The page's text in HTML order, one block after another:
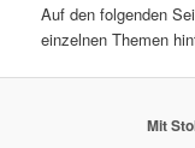
Auf den folgenden
einzelnen Themen
Mit